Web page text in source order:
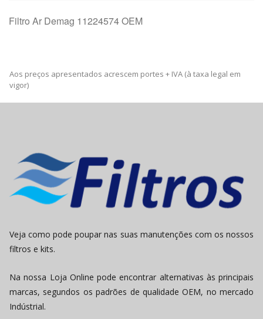
Filtro Ar Demag 11224574 OEM
Aos preços apresentados acrescem portes + IVA (à taxa legal em
vigor)
Veja como pode poupar nas suas manutenções com os nossos
filtros e kits.
Na nossa Loja Online pode encontrar alternativas às principais
marcas, segundos os padrões de qualidade OEM, no mercado
Indústrial.